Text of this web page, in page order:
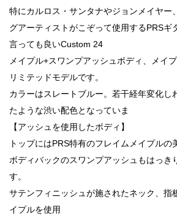
特にカルロス・サンタナやジョンメイヤー
グアーティストがこぞって使用するPRSギ
言っても良いCustom 24
メイプル+スワンプアッシュボディ、メイ
リミテッドモデルです。
カラーはスレートブルー。若干経年変化し
たような渋い配色となっていま
【アッシュを使用したボディ】
トップにはPRS特有のフレイムメイプルの
ボディバックのスワンプアッシュもはっき
す。
サテンフィニッシュが施されたネック、指
イプルを使用